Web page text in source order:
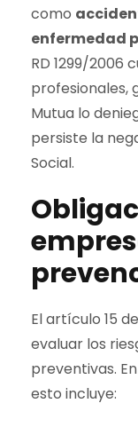
como
enfermedad
RD 1299/2006
profesionales,
Mutua lo
persiste la
Social.
El artículo 15
evaluar los
preventivas.
esto incluye: